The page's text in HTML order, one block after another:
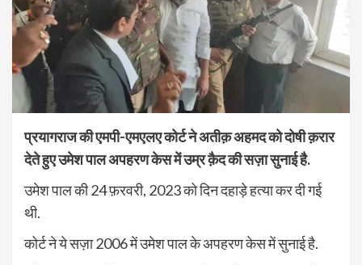
प्रयागराज की एमपी-एमएलए कोर्ट ने अतीक़ अहमद को दोषी क़रार
देते हुए उमेश पाल अपहरण केस में उम्र क़ैद की सज़ा सुनाई है.
उमेश पाल की 24 फ़रवरी, 2023 को दिन दहाड़े हत्या कर दी गई
थी.
कोर्ट ने ये सज़ा 2006 में उमेश पाल के अपहरण केस में सुनाई है.